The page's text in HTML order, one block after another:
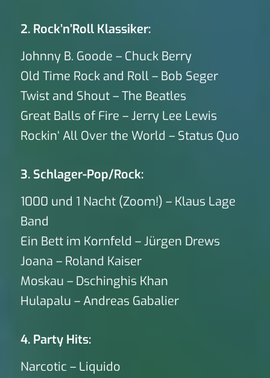
2. Rock’n’Roll Klassiker:
Johnny B. Goode – Chuck Berry
Old Time Rock and Roll – Bob Seger
Twist and Shout – The Beatles
Great Balls of Fire – Jerry Lee Lewis
Rockin‘ All Over the World – Status Quo
3. Schlager-Pop/Rock:
1000 und 1 Nacht (Zoom!) – Klaus Lage
Band
Ein Bett im Kornfeld – Jürgen Drews
Joana – Roland Kaiser
Moskau – Dschinghis Khan
Hulapalu – Andreas Gabalier
4. Party Hits:
Narcotic – Liquido